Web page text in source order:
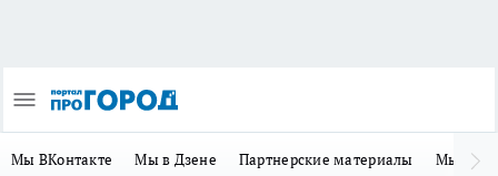
Мы ВКонтакте Мы в Дзене Партнерские материалы Мы в